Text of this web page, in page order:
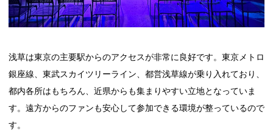
浅草は東京の主要駅からのアクセスが非常に良好です。東京メトロ
銀座線、東武スカイツリーライン、都営浅草線が乗り入れており、
都内各所はもちろん、近県からも集まりやすい立地となっていま
す。遠方からのファンも安心して参加できる環境が整っているので
す。